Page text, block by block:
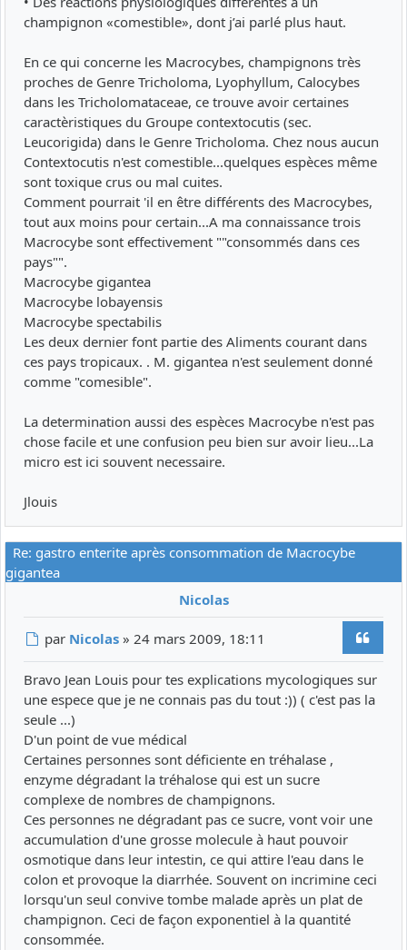
champignon «comestible», dont j’ai parlé plus haut.
En ce qui concerne les Macrocybes, champignons très
proches de Genre Tricholoma, Lyophyllum, Calocybes
dans les Tricholomataceae, ce trouve avoir certaines
caractèristiques du Groupe contextocutis (sec.
Leucorigida) dans le Genre Tricholoma. Chez nous aucun
Contextocutis n'est comestible...quelques espèces même
sont toxique crus ou mal cuites.
Comment pourrait 'il en être différents des Macrocybes,
tout aux moins pour certain...A ma connaissance trois
Macrocybe sont effectivement ""consommés dans ces
pays"".
Macrocybe gigantea
Macrocybe lobayensis
Macrocybe spectabilis
Les deux dernier font partie des Aliments courant dans
ces pays tropicaux. . M. gigantea n'est seulement donné
comme "comesible".
La determination aussi des espèces Macrocybe n'est pas
chose facile et une confusion peu bien sur avoir lieu...La
micro est ici souvent necessaire.
Jlouis
Re: gastro enterite après consommation de Macrocybe
gigantea
Nicolas
Message
par Nicolas »24 mars 2009, 18:11
Bravo Jean Louis pour tes explications mycologiques sur
une espece que je ne connais pas du tout :)) ( c'est pas la
seule ...)
D'un point de vue médical
Certaines personnes sont déficiente en tréhalase ,
enzyme dégradant la tréhalose qui est un sucre
complexe de nombres de champignons.
Ces personnes ne dégradant pas ce sucre, vont voir une
accumulation d'une grosse molecule à haut pouvoir
osmotique dans leur intestin, ce qui attire l'eau dans le
colon et provoque la diarrhée. Souvent on incrimine ceci
lorsqu'un seul convive tombe malade après un plat de
champignon. Ceci de façon exponentiel à la quantité
consommée.